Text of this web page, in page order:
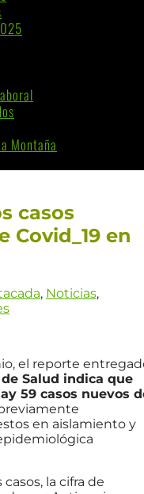
Montaña
casos
Covid_19 en
, Noticias,
el reporte
Salud indica que
59 casos nuevos
en aislamiento y
la cifra de